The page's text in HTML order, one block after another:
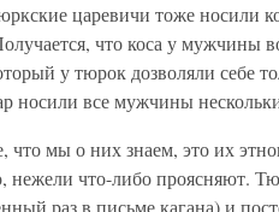
царевичи тоже
что коса у мужчины
у тюрок дозволяли себе
носили все мужчины
что мы о них знаем, это их
нежели что-либо проясняют.
раз в письме кагана) и